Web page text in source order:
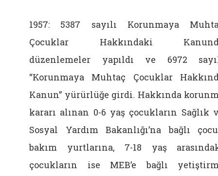
1957: 5387 sayılı Korunmaya
Çocuklar Hakkındaki
düzenlemeler yapıldı ve 6972
“Korunmaya Muhtaç Çocuklar
Kanun” yürürlüğe girdi. Hakkında
kararı alınan 0-6 yaş çocukların Sağlık
Sosyal Yardım Bakanlığı’na bağlı
bakım yurtlarına, 7-18 yaş
çocukların ise MEB’e bağlı